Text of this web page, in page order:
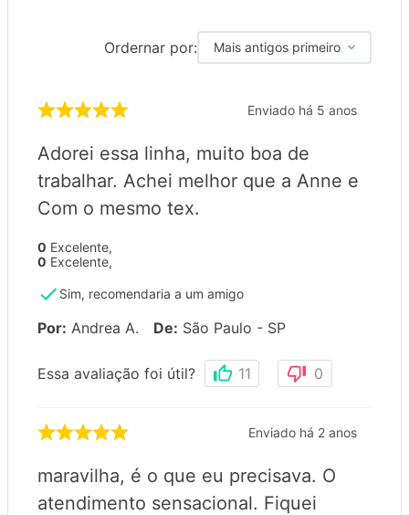
Ordernar por: Mais antigos primeiro
Enviado há 5 anos
Adorei essa linha, muito boa de
trabalhar. Achei melhor que a Anne e
Com o mesmo tex.
0 Excelente,
0 Excelente,
Sim, recomendaria a um amigo
Por: Andrea A. De: São Paulo - SP
Essa avaliação foi útil? 11 0
Enviado há 2 anos
maravilha, é o que eu precisava. O
atendimento sensacional. Fiquei